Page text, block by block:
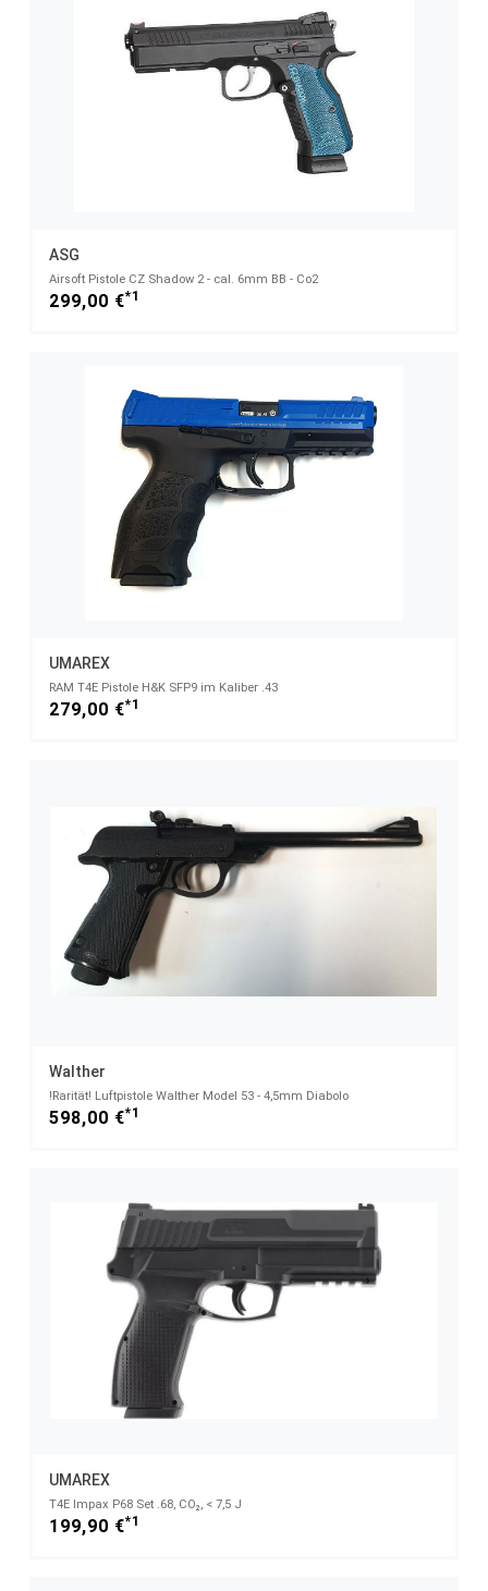
ASG
Airsoft Pistole CZ Shadow 2 - cal. 6mm BB - Co2
299,00 €*1
UMAREX
RAM T4E Pistole H&K SFP9 im Kaliber .43
279,00 €*1
Walther
!Rarität! Luftpistole Walther Model 53 - 4,5mm Diabolo
598,00 €*1
UMAREX
T4E Impax P68 Set .68, CO₂, < 7,5 J
199,90 €*1